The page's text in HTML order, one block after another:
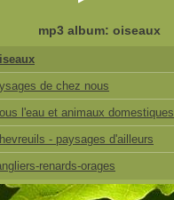
mp3 album: oiseaux
de chez nous
l'eau et animaux domestiques
- paysages d'ailleurs
renards-orages